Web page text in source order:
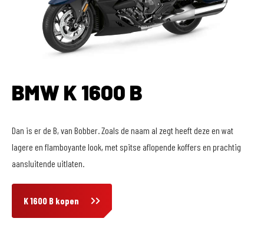
BMW K 1600 B
Dan is er de B, van Bobber. Zoals de naam al zegt heeft deze en wat
lagere en flamboyante look, met spitse aflopende koffers en prachtig
aansluitende uitlaten.
K 1600 B kopen